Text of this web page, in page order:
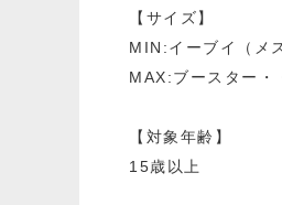
【サイズ】
MIN:イーブイ（メ
MAX:ブースター
【対象年齢】
15歳以上